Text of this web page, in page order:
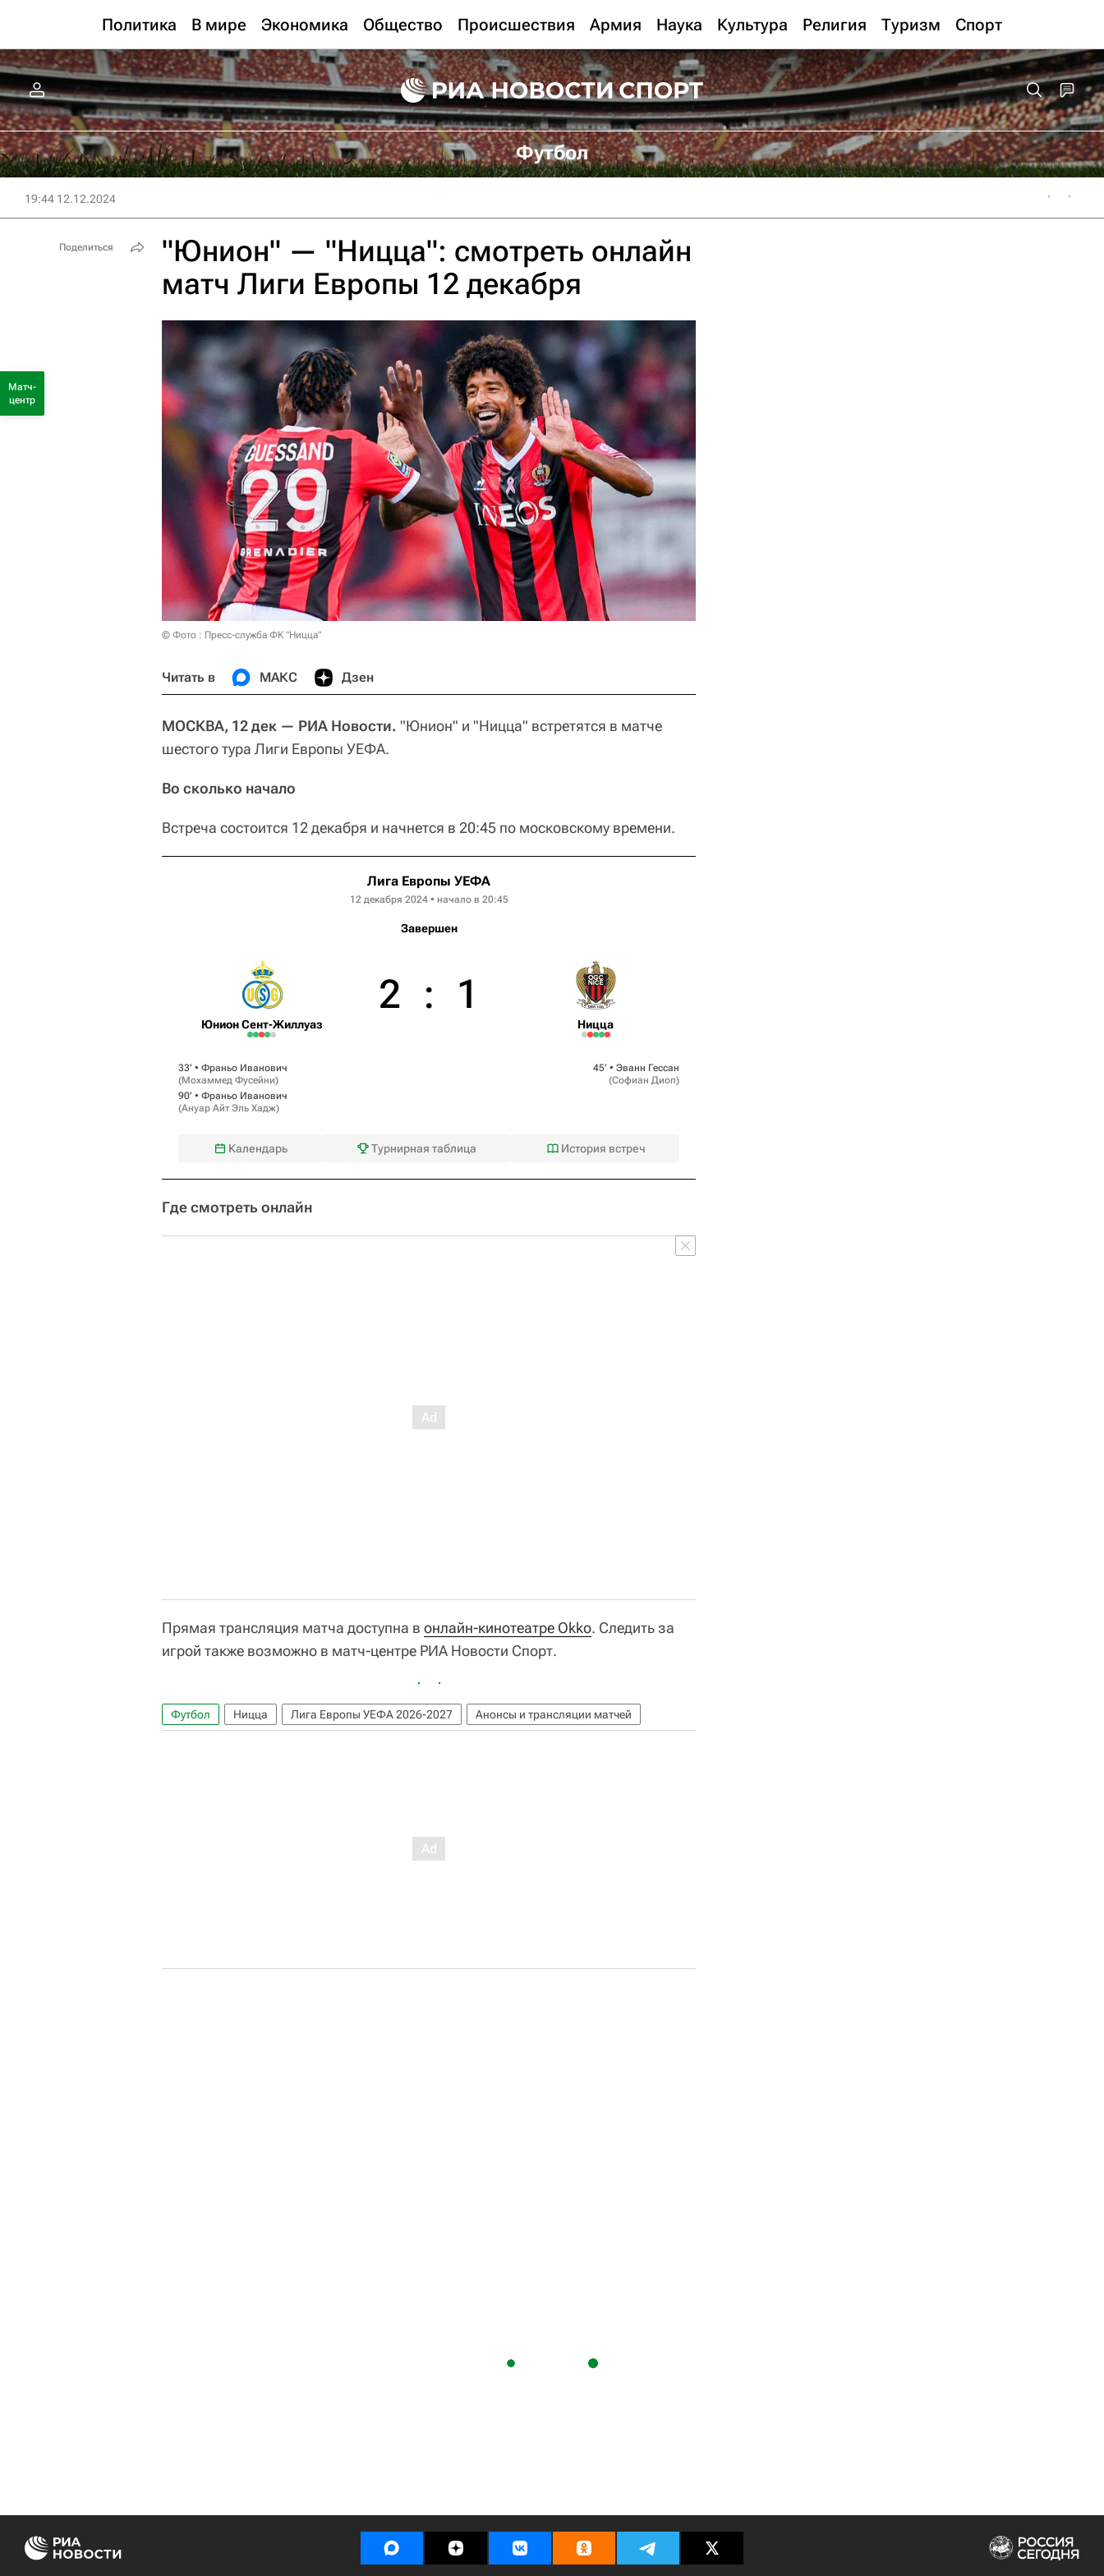
Политика В мире Экономика Общество Происшествия Армия Наука Культура Религия Туризм Спорт
Футбол
19:44 12.12.2024
"Юнион" — "Ницца": смотреть онлайн
матч Лиги Европы 12 декабря
© Фото : Пресс-служба ФК "Ницца"
Читать в МАКС Дзен
МОСКВА, 12 дек — РИА Новости. "Юнион" и "Ницца" встретятся в матче
шестого тура Лиги Европы УЕФА.
Во сколько начало
Встреча состоится 12 декабря и начнется в 20:45 по московскому времени.
Лига Европы УЕФА
12 декабря 2024 • начало в 20:45
Завершен
Юнион Сент-Жиллуаз
2 : 1
Ницца
33‎’‎ • Франьо Иванович
(Мохаммед Фусейни)
90‎’‎ • Франьо Иванович
(Ануар Айт Эль Хадж)
45‎’‎ • Эванн Гессан
(Софиан Диоп)
Календарь Турнирная таблица История встреч
Где смотреть онлайн
Прямая трансляция матча доступна в онлайн-кинотеатре Okko. Следить за
игрой также возможно в матч-центре РИА Новости Спорт.
Футбол Ницца Лига Европы УЕФА 2026-2027 Анонсы и трансляции матчей
Поделиться
Матч-
центр